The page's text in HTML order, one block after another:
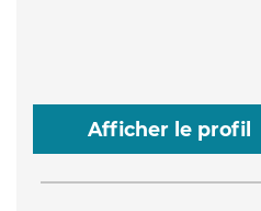
Afficher le profil